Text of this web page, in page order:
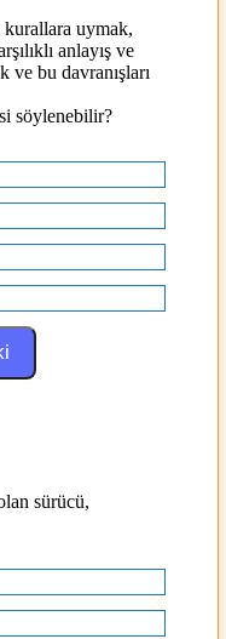
kurallara uymak,
anlayış ve
ve bu davranışları
söylenebilir?
sürücü,